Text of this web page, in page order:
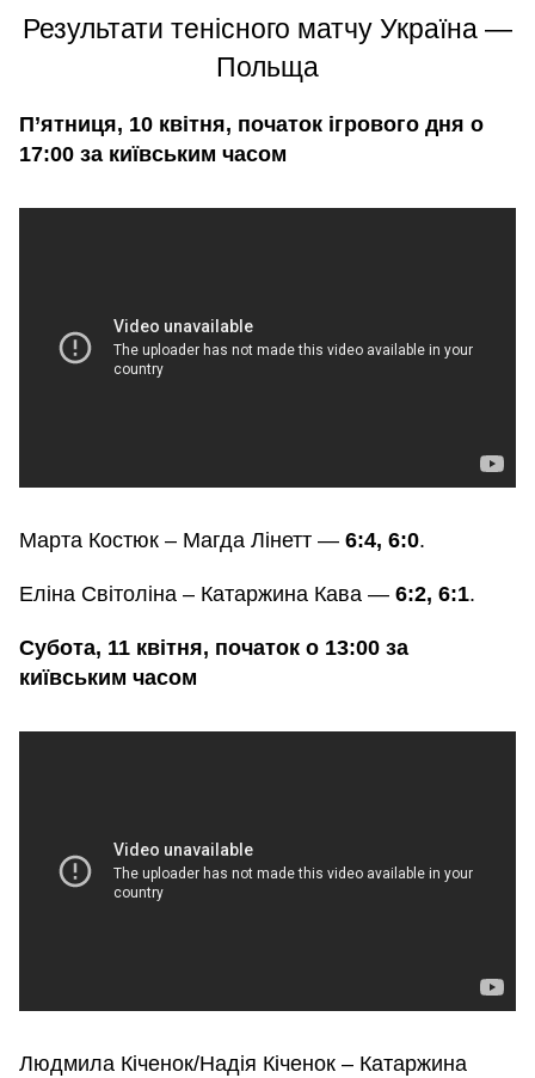
Результати тенісного матчу Україна —
Польща
П’ятниця, 10 квітня, початок ігрового дня о
17:00 за київським часом
Марта Костюк – Магда Лінетт — 6:4, 6:0.
Еліна Світоліна – Катаржина Кава — 6:2, 6:1.
Субота, 11 квітня, початок о 13:00 за
київським часом
Людмила Кіченок/Надія Кіченок – Катаржина